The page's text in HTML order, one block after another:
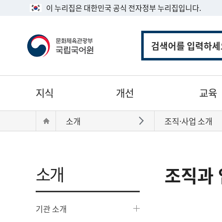
이 누리집은 대한민국 공식 전자정부 누리집입니다.
통
검
색
메
지식 개선 교육
재
Home
소개 바로가기조직·사업 소개
소개
기관 소개
조직과